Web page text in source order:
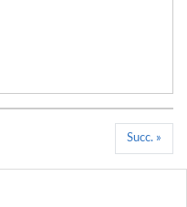
Succ. »